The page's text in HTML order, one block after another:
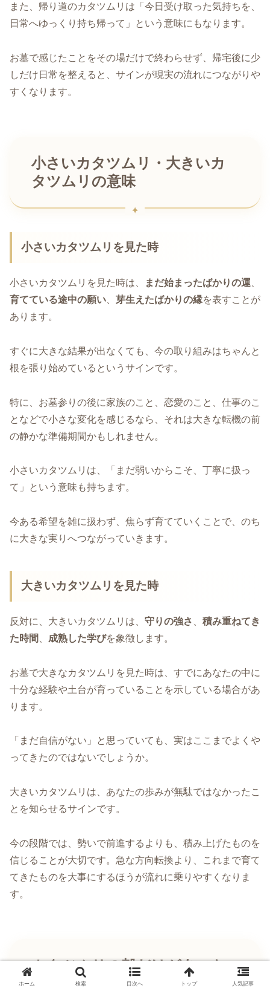
また、帰り道のカタツムリは「今日受け取った気持ちを、
日常へゆっくり持ち帰って」という意味にもなります。
お墓で感じたことをその場だけで終わらせず、帰宅後に少
しだけ日常を整えると、サインが現実の流れにつながりや
すくなります。
小さいカタツムリ・大きいカ
タツムリの意味
小さいカタツムリを見た時
小さいカタツムリを見た時は、 まだ始まったばかりの運
育てている途中の願い
芽生えたばかりの縁を表すことが
あります。
すぐに大きな結果が出なくても、今の取り組みはちゃんと
根を張り始めているというサインです。
特に、お墓参りの後に家族のこと、恋愛のこと、仕事のこ
となどで小さな変化を感じるなら、それは大きな転機の前
の静かな準備期間かもしれません。
小さいカタツムリは、「まだ弱いからこそ、丁寧に扱っ
て」という意味も持ちます。
今ある希望を雑に扱わず、焦らず育てていくことで、のち
に大きな実りへつながっていきます。
大きいカタツムリを見た時
反対に、大きいカタツムリは、 守りの強さ
積み重ねてき
た時間
成熟した学びを象徴します。
お墓で大きなカタツムリを見た時は、すでにあなたの中に
十分な経験や土台が育っていることを示している場合があ
ります。
「まだ自信がない」と思っていても、実はここまでよくや
ってきたのではないでしょうか。
大きいカタツムリは、あなたの歩みが無駄ではなかったこ
とを知らせるサインです。
今の段階では、勢いで前進するよりも、積み上げたものを
信じることが大切です。急な方向転換より、これまで育て
てきたものを大事にするほうが流れに乗りやすくなりま
す。
カタツムリの殻だけがあった
時のスピリチュアルな意味
ホーム 検索 目次へ トップ 人気記事